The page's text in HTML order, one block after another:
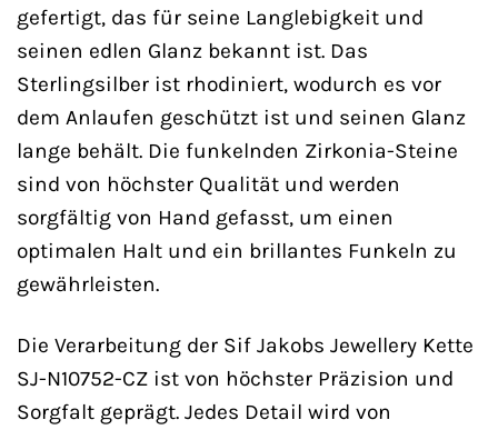
gefertigt, das für seine Langlebigkeit und
seinen edlen Glanz bekannt ist. Das
Sterlingsilber ist rhodiniert, wodurch es vor
dem Anlaufen geschützt ist und seinen Glanz
lange behält. Die funkelnden Zirkonia-Steine
sind von höchster Qualität und werden
sorgfältig von Hand gefasst, um einen
optimalen Halt und ein brillantes Funkeln zu
gewährleisten.
Die Verarbeitung der Sif Jakobs Jewellery Kette
SJ-N10752-CZ ist von höchster Präzision und
Sorgfalt geprägt. Jedes Detail wird von